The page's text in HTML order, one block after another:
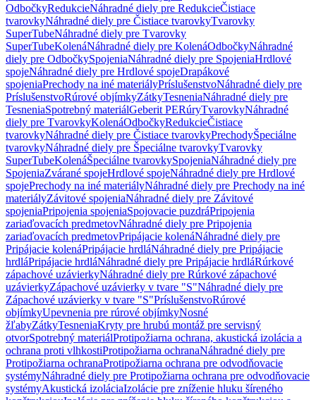
OdbočkyRedukcieNáhradné diely pre RedukcieČistiace
tvarovkyNáhradné diely pre Čistiace tvarovkyTvarovky
SuperTubeNáhradné diely pre Tvarovky
SuperTubeKolenáNáhradné diely pre KolenáOdbočkyNáhradné
diely pre OdbočkySpojeniaNáhradné diely pre SpojeniaHrdlové
spojeNáhradné diely pre Hrdlové spojeDrapákové
spojeniaPrechody na iné materiályPríslušenstvoNáhradné diely pre
PríslušenstvoRúrové objímkyZátkyTesneniaNáhradné diely pre
TesneniaSpotrebný materiálGeberit PERúryTvarovkyNáhradné
diely pre TvarovkyKolenáOdbočkyRedukcieČistiace
tvarovkyNáhradné diely pre Čistiace tvarovkyPrechodyŠpeciálne
tvarovkyNáhradné diely pre Špeciálne tvarovkyTvarovky
SuperTubeKolenáŠpeciálne tvarovkySpojeniaNáhradné diely pre
SpojeniaZvárané spojeHrdlové spojeNáhradné diely pre Hrdlové
spojePrechody na iné materiályNáhradné diely pre Prechody na iné
materiályZávitové spojeniaNáhradné diely pre Závitové
spojeniaPripojenia spojeniaSpojovacie puzdráPripojenia
zariaďovacích predmetovNáhradné diely pre Pripojenia
zariaďovacích predmetovPripájacie kolenáNáhradné diely pre
Pripájacie kolenáPripájacie hrdláNáhradné diely pre Pripájacie
hrdláPripájacie hrdláNáhradné diely pre Pripájacie hrdláRúrkové
zápachové uzávierkyNáhradné diely pre Rúrkové zápachové
uzávierkyZápachové uzávierky v tvare "S"Náhradné diely pre
Zápachové uzávierky v tvare "S"PríslušenstvoRúrové
objímkyUpevnenia pre rúrové objímkyNosné
žľabyZátkyTesneniaKryty pre hrubú montáž pre servisný
otvorSpotrebný materiálProtipožiarna ochrana, akustická izolácia a
ochrana proti vlhkostiProtipožiarna ochranaNáhradné diely pre
Protipožiarna ochranaProtipožiarna ochrana pre odvodňovacie
systémyNáhradné diely pre Protipožiarna ochrana pre odvodňovacie
systémyAkustická izoláciaIzolácie pre zníženie hluku šíreného